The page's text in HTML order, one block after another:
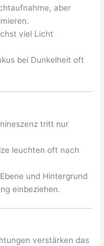
aber
viel Licht
bei Dunkelheit oft
tritt nur
leuchten oft nach
und Hintergrund
einbeziehen.
verstärken das